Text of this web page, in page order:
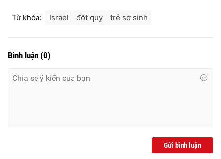
Từ khóa: Israel đột quỵ trẻ sơ sinh
Bình luận (0)
Gửi bình luận